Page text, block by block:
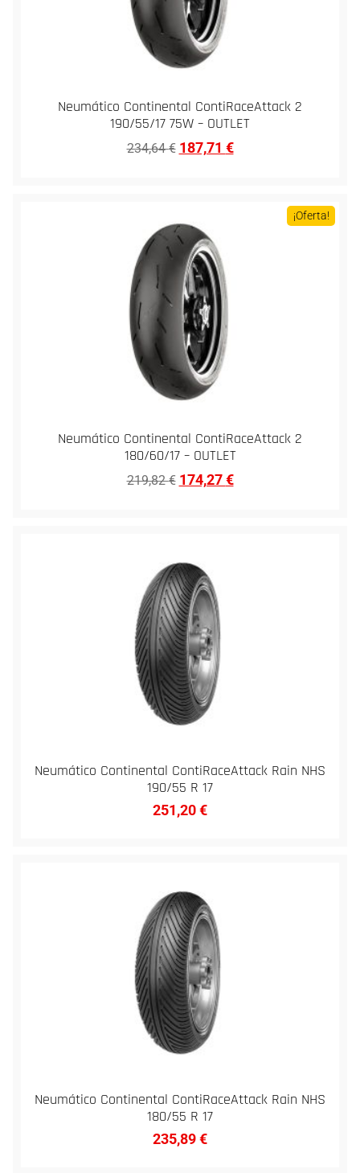
Neumático Continental ContiRaceAttack 2
190/55/17 75W – OUTLET
234,64€ 187,71 €
¡Oferta!
Neumático Continental ContiRaceAttack 2
180/60/17 – OUTLET
219,82€ 174,27€
Neumático Continental ContiRaceAttack Rain NHS
190/55 R 17
251,20€
Neumático Continental ContiRaceAttack Rain NHS
180/55 R 17
235,89€